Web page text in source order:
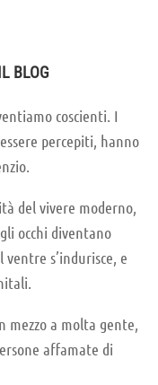
BLOG
coscienti. I
percepiti, hanno
del vivere moderno,
occhi diventano
s’indurisce, e
mezzo a molta gente,
affamate di